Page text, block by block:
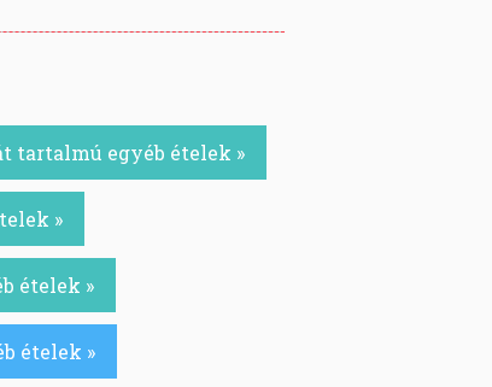
tartalmú egyéb ételek »
»
ételek »
ételek »